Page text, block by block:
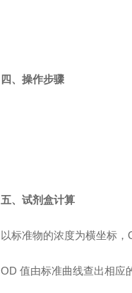
四、操作步骤
五、试剂盒计算
以标准物的浓度为横坐标
OD 值由标准曲线查出相应